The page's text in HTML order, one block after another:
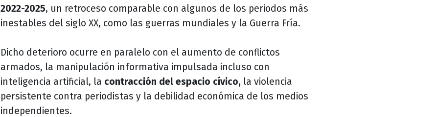
2022-2025, un retroceso comparable con algunos de los periodos más
inestables del siglo XX, como las guerras mundiales y la Guerra Fría.
Dicho deterioro ocurre en paralelo con el aumento de conflictos
armados, la manipulación informativa impulsada incluso con
inteligencia artificial, la contracción del espacio cívico, la violencia
persistente contra periodistas y la debilidad económica de los medios
independientes.